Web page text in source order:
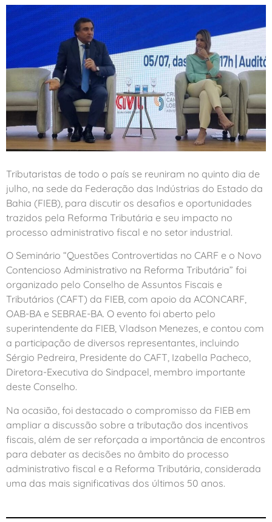
Tributaristas de todo o país se reuniram no quinto dia de
julho, na sede da Federação das Indústrias do Estado da
Bahia (FIEB), para discutir os desafios e oportunidades
trazidos pela Reforma Tributária e seu impacto no
processo administrativo fiscal e no setor industrial.
O Seminário “Questões Controvertidas no CARF e o Novo
Contencioso Administrativo na Reforma Tributária” foi
organizado pelo Conselho de Assuntos Fiscais e
Tributários (CAFT) da FIEB, com apoio da ACONCARF,
OAB-BA e SEBRAE-BA. O evento foi aberto pelo
superintendente da FIEB, Vladson Menezes, e contou com
a participação de diversos representantes, incluindo
Sérgio Pedreira, Presidente do CAFT, Izabella Pacheco,
Diretora-Executiva do Sindpacel, membro importante
deste Conselho.
Na ocasião, foi destacado o compromisso da FIEB em
ampliar a discussão sobre a tributação dos incentivos
fiscais, além de ser reforçada a importância de encontros
para debater as decisões no âmbito do processo
administrativo fiscal e a Reforma Tributária, considerada
uma das mais significativas dos últimos 50 anos.